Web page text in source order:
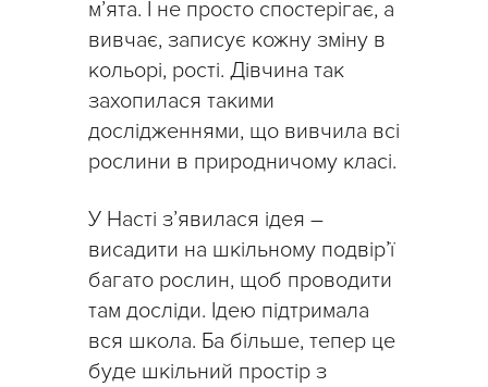
м’ята. І не просто спостерігає, а
вивчає, записує кожну зміну в
кольорі, рості. Дівчина так
захопилася такими
дослідженнями, що вивчила всі
рослини в природничому класі.
У Насті з’явилася ідея –
висадити на шкільному подвір’ї
багато рослин, щоб проводити
там досліди. Ідею підтримала
вся школа. Ба більше, тепер це
буде шкільний простір з